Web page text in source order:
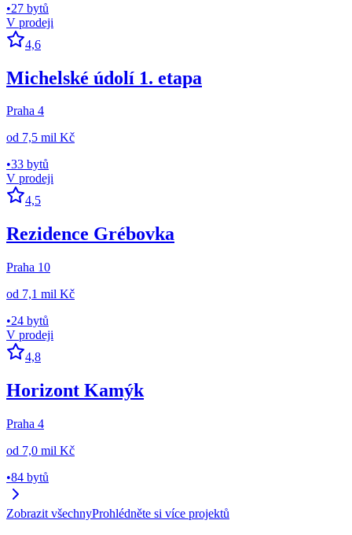
•27 bytů
V prodeji
4,6
Michelské údolí 1. etapa
Praha 4
od 7,5 mil Kč
•33 bytů
V prodeji
4,5
Rezidence Grébovka
Praha 10
od 7,1 mil Kč
•24 bytů
V prodeji
4,8
Horizont Kamýk
Praha 4
od 7,0 mil Kč
•84 bytů
Zobrazit všechnyProhlédněte si více projektů